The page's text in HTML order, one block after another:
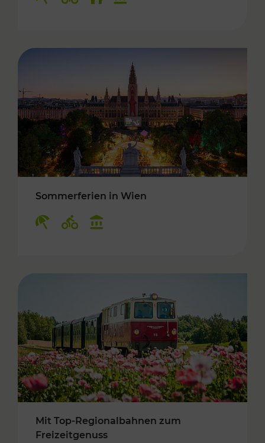
Sommerferien in Wien
Mit Top-Regionalbahnen zum
Freizeitgenuss